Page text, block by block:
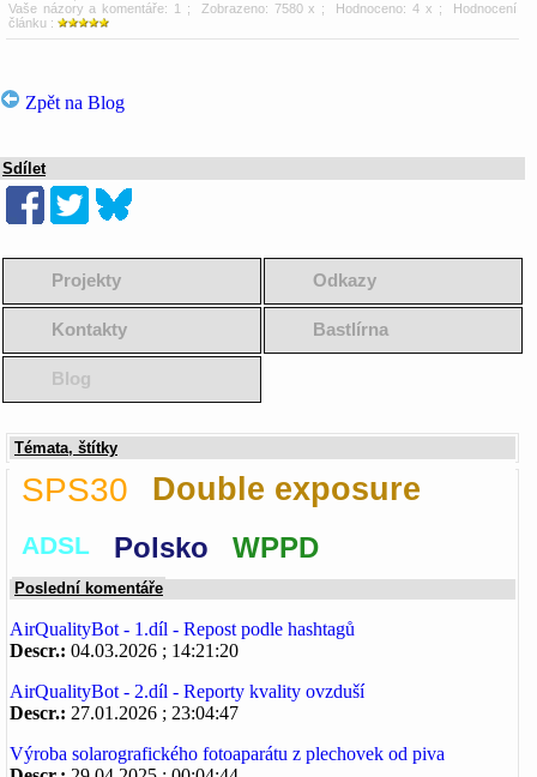
Vaše názory a komentáře: 1
; Zobrazeno: 7580 x ; Hodnoceno: 4 x ; Hodnocení
článku :
Zpět na Blog
Sdílet
Projekty Odkazy
Kontakty Bastlírna
Blog
Témata, štítky
SPS30 Double exposure
ADSL Polsko WPPD
Poslední komentáře
AirQualityBot - 1.díl - Repost podle hashtagů
Descr.: 04.03.2026 ; 14:21:20
AirQualityBot - 2.díl - Reporty kvality ovzduší
Descr.: 27.01.2026 ; 23:04:47
Výroba solarografického fotoaparátu z plechovek od piva